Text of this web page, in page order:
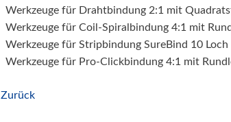
Werkzeuge für Drahtbindung 2:1 mit
Werkzeuge für Coil-Spiralbindung 4:1 mit
Werkzeuge für Stripbindung SureBind 10 Loch
Werkzeuge für Pro-Clickbindung 4:1 mit
Zurück